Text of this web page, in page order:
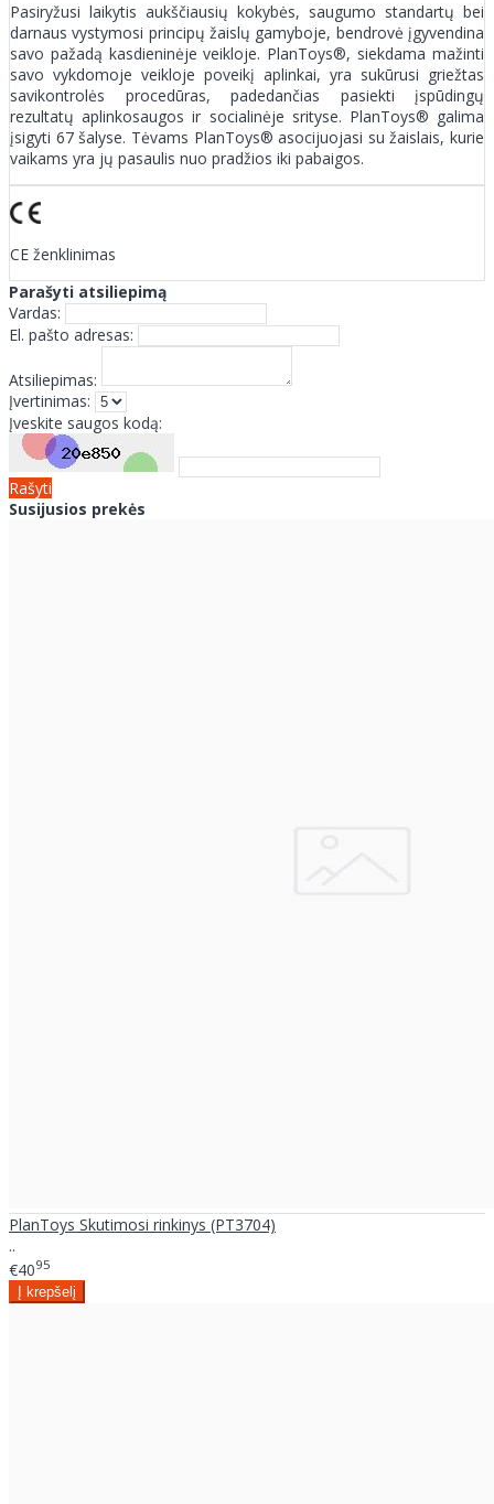
Pasiryžusi laikytis aukščiausių kokybės, saugumo standartų bei
darnaus vystymosi principų žaislų gamyboje, bendrovė įgyvendina
savo pažadą kasdieninėje veikloje. PlanToys®, siekdama mažinti
savo vykdomoje veikloje poveikį aplinkai, yra sukūrusi griežtas
savikontrolės procedūras, padedančias pasiekti įspūdingų
rezultatų aplinkosaugos ir socialinėje srityse. PlanToys® galima
įsigyti 67 šalyse. Tėvams PlanToys® asocijuojasi su žaislais, kurie
vaikams yra jų pasaulis nuo pradžios iki pabaigos.
CE ženklinimas
Parašyti atsiliepimą
Vardas:
El. pašto adresas:
Atsiliepimas:
Įvertinimas:
Įveskite saugos kodą:
Rašyti
Susijusios prekės
PlanToys Skutimosi rinkinys (PT3704)
..
€4095